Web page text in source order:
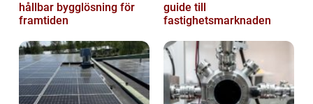
hållbar bygglösning för
framtiden
guide till
fastighetsmarknaden